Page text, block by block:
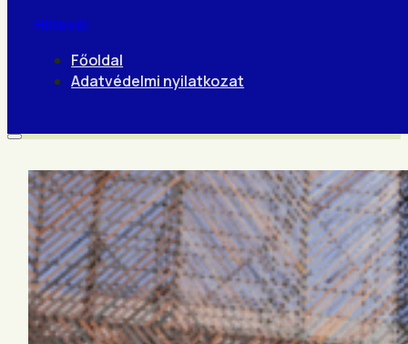
Hírlevél
Főoldal
Adatvédelmi nyilatkozat